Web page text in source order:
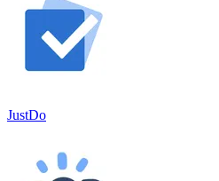
JustDo